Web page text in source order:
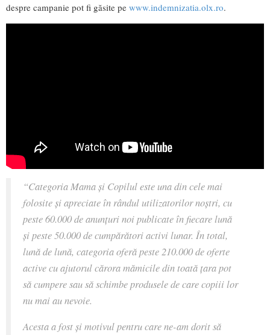
despre campanie pot fi găsite pe www.indemnizatia.olx.ro.
“Categoria Mama și Copilul este una din cele mai
folosite și apreciate în rândul utilizatorilor noștri, cu
peste 60.000 de anunțuri noi publicate în fiecare lună
și peste 50.000 de cumpărători activi lunar. În total,
lună de lună, categoria oferă peste 210.000 de oferte
active cu ajutorul cărora mămicile din toată țara pot
să cumpere sau să schimbe produsele de care copiii lor
nu mai au nevoie.
Acesta a fost și motivul pentru care ne-am dorit să